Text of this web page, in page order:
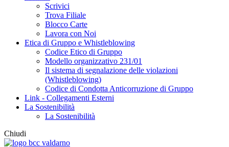
Scrivici
Trova Filiale
Blocco Carte
Lavora con Noi
Etica di Gruppo e Whistleblowing
Codice Etico di Gruppo
Modello organizzativo 231/01
Il sistema di segnalazione delle violazioni
(Whistleblowing)
Codice di Condotta Anticorruzione di Gruppo
Link - Collegamenti Esterni
La Sostenibilità
La Sostenibilità
Chiudi